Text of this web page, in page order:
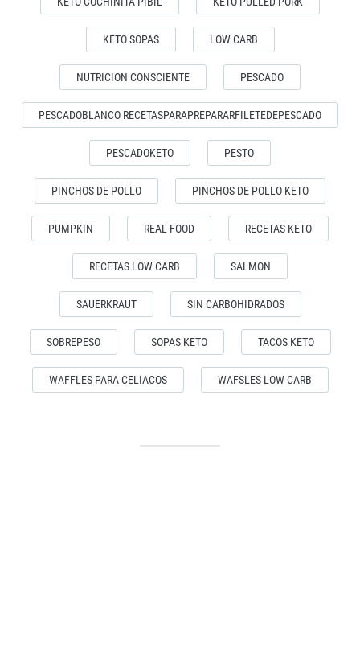
KETO SOPAS LOW CARB
NUTRICION CONSCIENTE PESCADO
PESCADOBLANCO RECETASPARAPREPARARFILETEDEPESCADO
PESCADOKETO PESTO
PINCHOS DE POLLO PINCHOS DE POLLO KETO
PUMPKIN REAL FOOD RECETAS KETO
RECETAS LOW CARB SALMON
SAUERKRAUT SIN CARBOHIDRADOS
SOBREPESO SOPAS KETO TACOS KETO
WAFFLES PARA CELIACOS WAFSLES LOW CARB